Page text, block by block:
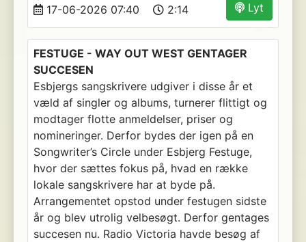
Lyt
17-06-2026 07:40 2:14
FESTUGE - WAY OUT WEST GENTAGER
SUCCESEN
Esbjergs sangskrivere udgiver i disse år et
væld af singler og albums, turnerer flittigt og
modtager flotte anmeldelser, priser og
nomineringer. Derfor bydes der igen på en
Songwriter’s Circle under Esbjerg Festuge,
hvor der sættes fokus på, hvad en række
lokale sangskrivere har at byde på.
Arrangementet opstod under festugen sidste
år og blev utrolig velbesøgt. Derfor gentages
succesen nu. Radio Victoria havde besøg af